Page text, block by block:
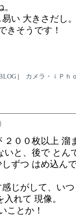
い 大きさだし
きそうです！
| カメラ・ｉＰｈ
２００枚以上 溜
いと、後で とん
ずつ はめ込ん
じがして、い
れて 現像。
ことか！